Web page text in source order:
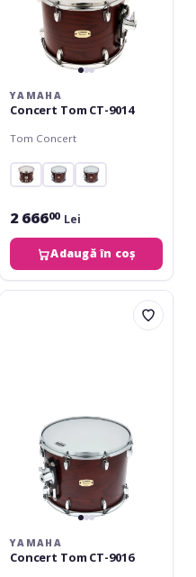
YAMAHA
Concert Tom CT-9014
Tom Concert
2 66600 Lei
Adaugă în coș
Yamaha
YAMAHA
Concert Tom CT-9016